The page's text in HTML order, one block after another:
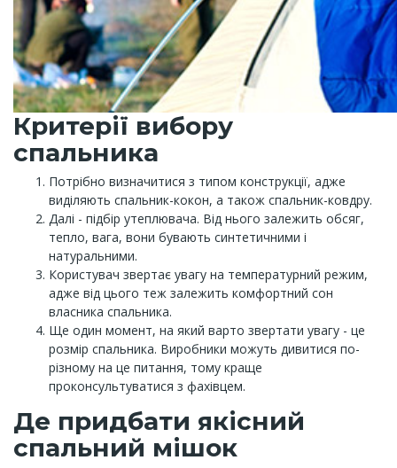
Критерії вибору
спальника
Потрібно визначитися з типом конструкції, адже
виділяють спальник-кокон, а також спальник-ковдру.
Далі - підбір утеплювача. Від нього залежить обсяг,
тепло, вага, вони бувають синтетичними і
натуральними.
Користувач звертає увагу на температурний режим,
адже від цього теж залежить комфортний сон
власника спальника.
Ще один момент, на який варто звертати увагу - це
розмір спальника. Виробники можуть дивитися по-
різному на це питання, тому краще
проконсультуватися з фахівцем.
Де придбати якісний
спальний мішок